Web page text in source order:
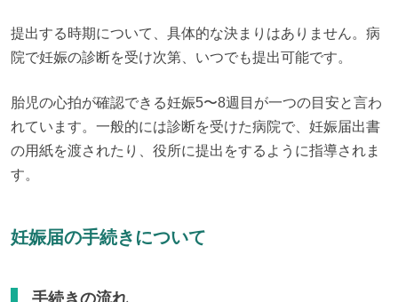
提出する時期について、具体的な決まりはありません。病
院で妊娠の診断を受け次第、いつでも提出可能です。
胎児の心拍が確認できる妊娠5〜8週目が一つの目安と言わ
れています。一般的には診断を受けた病院で、妊娠届出書
の用紙を渡されたり、役所に提出をするように指導されま
す。
妊娠届の手続きについて